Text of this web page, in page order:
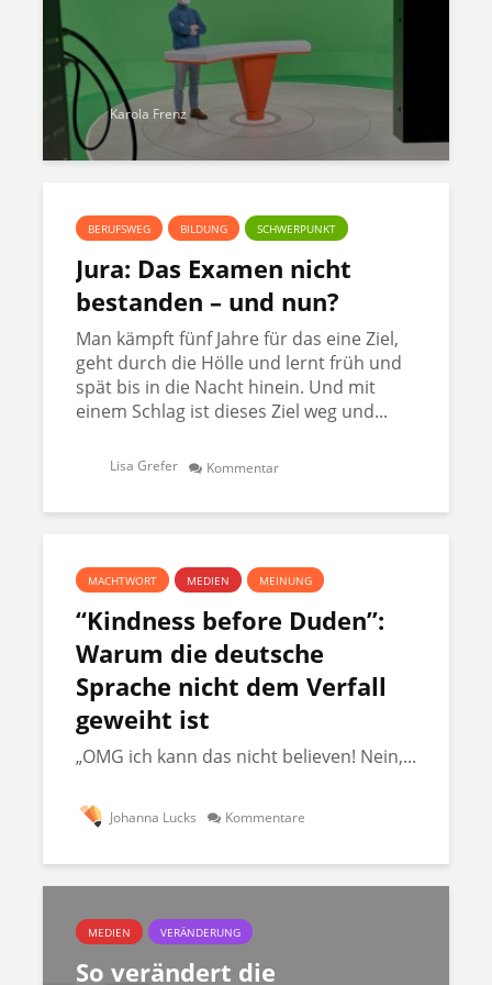
Karola Frenz
BERUFSWEG BILDUNG SCHWERPUNKT
Jura: Das Examen nicht
bestanden – und nun?
Man kämpft fünf Jahre für das eine Ziel,
geht durch die Hölle und lernt früh und
spät bis in die Nacht hinein. Und mit
einem Schlag ist dieses Ziel weg und...
Lisa Grefer Kommentar
MACHTWORT MEDIEN MEINUNG
“Kindness before Duden”:
Warum die deutsche
Sprache nicht dem Verfall
geweiht ist
„OMG ich kann das nicht believen! Nein,...
Johanna Lucks Kommentare
MEDIEN VERÄNDERUNG
So verändert die